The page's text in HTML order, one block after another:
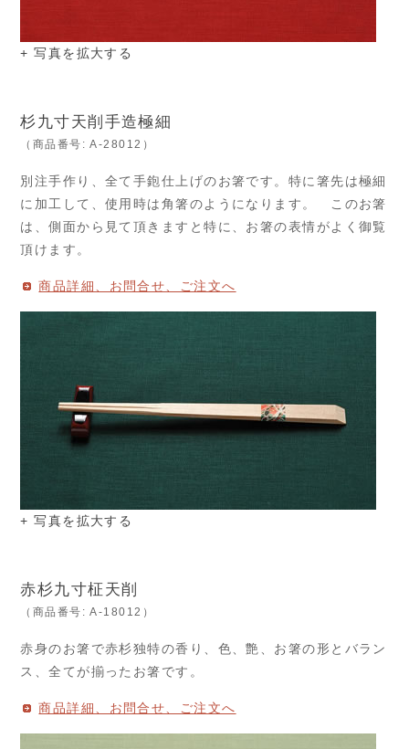
+ 写真を拡大する
杉九寸天削手造極細
（商品番号: A-28012）
別注手作り、全て手鉋仕上げのお箸です。特に箸先は極細
に加工して、使用時は角箸のようになります。 このお箸
は、側面から見て頂きますと特に、お箸の表情がよく御覧
頂けます。
商品詳細、お問合せ、ご注文へ
+ 写真を拡大する
赤杉九寸柾天削
（商品番号: A-18012）
赤身のお箸で赤杉独特の香り、色、艶、お箸の形とバラン
ス、全てが揃ったお箸です。
商品詳細、お問合せ、ご注文へ